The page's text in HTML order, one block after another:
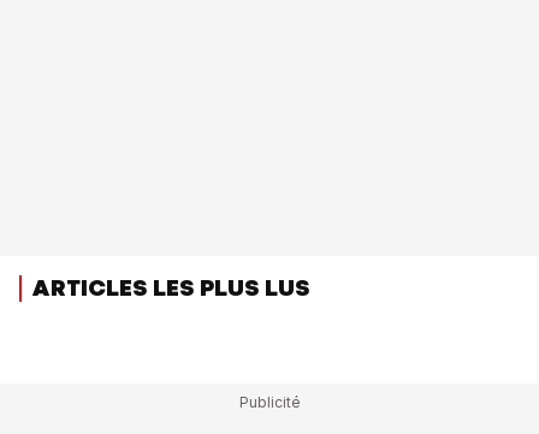
ARTICLES LES PLUS LUS